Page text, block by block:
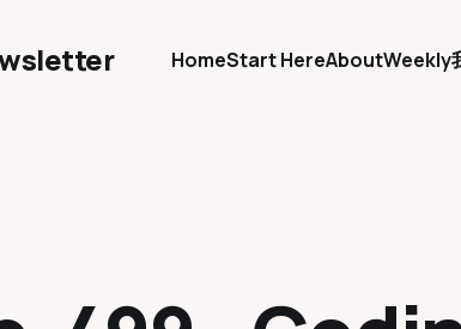
HomeStart HereAboutWeekly